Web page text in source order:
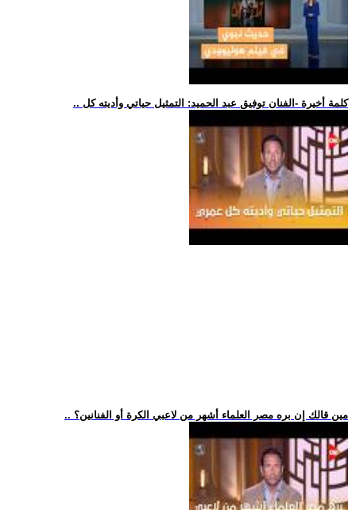
.. كلمة أخيرة -الفنان توفيق عبد الحميد: التمثيل حياتي وأديته كل
.. مين قالك إن بره مصر العلماء أشهر من لاعبي الكرة أو الفنانين؟